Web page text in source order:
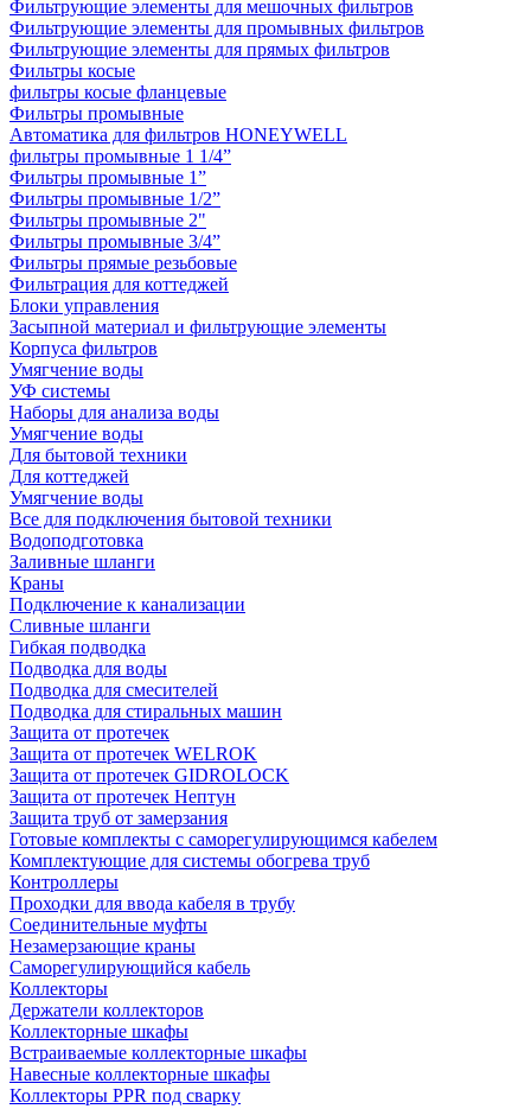
Фильтрующие элементы для мешочных фильтров
Фильтрующие элементы для промывных фильтров
Фильтрующие элементы для прямых фильтров
Фильтры косые
фильтры косые фланцевые
Фильтры промывные
Автоматика для фильтров HONEYWELL
фильтры промывные 1 1/4”
Фильтры промывные 1”
Фильтры промывные 1/2”
Фильтры промывные 2"
Фильтры промывные 3/4”
Фильтры прямые резьбовые
Фильтрация для коттеджей
Блоки управления
Засыпной материал и фильтрующие элементы
Корпуса фильтров
Умягчение воды
УФ системы
Наборы для анализа воды
Умягчение воды
Для бытовой техники
Для коттеджей
Умягчение воды
Все для подключения бытовой техники
Водоподготовка
Заливные шланги
Краны
Подключение к канализации
Сливные шланги
Гибкая подводка
Подводка для воды
Подводка для смесителей
Подводка для стиральных машин
Защита от протечек
Защита от протечек WELROK
Защита от протечек GIDROLOCK
Защита от протечек Нептун
Защита труб от замерзания
Готовые комплекты с саморегулирующимся кабелем
Комплектующие для системы обогрева труб
Контроллеры
Проходки для ввода кабеля в трубу
Соединительные муфты
Незамерзающие краны
Саморегулирующийся кабель
Коллекторы
Держатели коллекторов
Коллекторные шкафы
Встраиваемые коллекторные шкафы
Навесные коллекторные шкафы
Коллекторы PPR под сварку